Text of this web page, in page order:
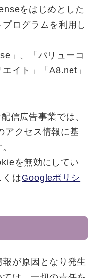
をはじめとした
ログラムを利用し
」、「バリューコ
イト」「A8.net」
信広告事業では、
アクセス情報に基
を無効にしてい
くはGoogleポリシ
が原因となり発生